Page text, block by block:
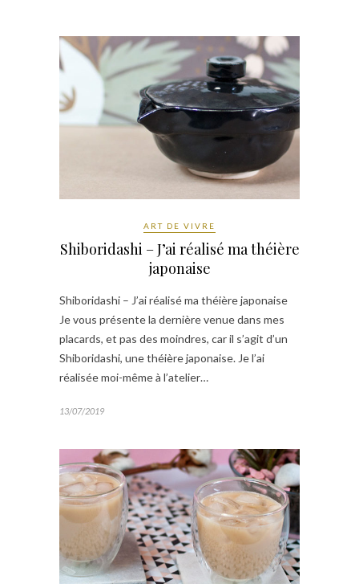
ART DE VIVRE
Shiboridashi – J’ai réalisé ma théière
japonaise
Shiboridashi – J’ai réalisé ma théière japonaise
Je vous présente la dernière venue dans mes
placards, et pas des moindres, car il s’agit d’un
Shiboridashi, une théière japonaise. Je l’ai
réalisée moi-même à l’atelier…
13/07/2019